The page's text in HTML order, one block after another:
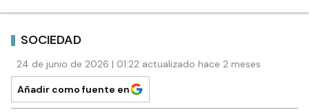
SOCIEDAD
24 de junio de 2026 | 01:22 actualizado hace 2 meses
Añadir como fuente en